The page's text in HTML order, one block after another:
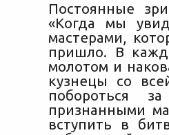
Постоянные
«Когда мы
мастерами,
пришло. В
молотом и
кузнецы со
побороться
признанными
вступить в